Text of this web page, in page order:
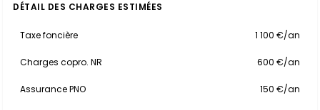
DÉTAIL DES CHARGES ESTIMÉES
Taxe foncière 1 100 €/an
Charges copro. NR 600 €/an
Assurance PNO 150 €/an